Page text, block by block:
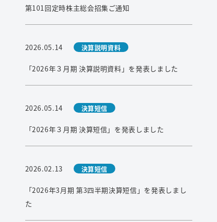
第101回定時株主総会招集ご通知
2026.05.14 決算説明資料
「2026年３月期 決算説明資料」を発表しました
2026.05.14 決算短信
「2026年３月期 決算短信」を発表しました
2026.02.13 決算短信
「2026年3月期 第3四半期決算短信」を発表しまし
た